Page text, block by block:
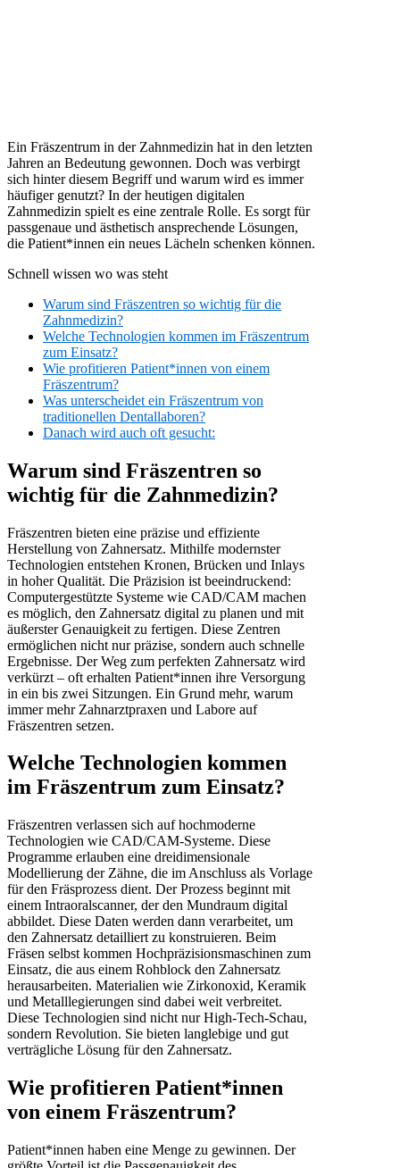
Ein Fräszentrum in der Zahnmedizin hat in den letzten
Jahren an Bedeutung gewonnen. Doch was verbirgt
sich hinter diesem Begriff und warum wird es immer
häufiger genutzt? In der heutigen digitalen
Zahnmedizin spielt es eine zentrale Rolle. Es sorgt für
passgenaue und ästhetisch ansprechende Lösungen,
die Patient*innen ein neues Lächeln schenken können.
Schnell wissen wo was steht
Warum sind Fräszentren so wichtig für die
Zahnmedizin?
Welche Technologien kommen im Fräszentrum
zum Einsatz?
Wie profitieren Patient*innen von einem
Fräszentrum?
Was unterscheidet ein Fräszentrum von
traditionellen Dentallaboren?
Danach wird auch oft gesucht:
Warum sind Fräszentren so
wichtig für die Zahnmedizin?
Fräszentren bieten eine präzise und effiziente
Herstellung von Zahnersatz. Mithilfe modernster
Technologien entstehen Kronen, Brücken und Inlays
in hoher Qualität. Die Präzision ist beeindruckend:
Computergestützte Systeme wie CAD/CAM machen
es möglich, den Zahnersatz digital zu planen und mit
äußerster Genauigkeit zu fertigen. Diese Zentren
ermöglichen nicht nur präzise, sondern auch schnelle
Ergebnisse. Der Weg zum perfekten Zahnersatz wird
verkürzt – oft erhalten Patient*innen ihre Versorgung
in ein bis zwei Sitzungen. Ein Grund mehr, warum
immer mehr Zahnarztpraxen und Labore auf
Fräszentren setzen.
Welche Technologien kommen
im Fräszentrum zum Einsatz?
Fräszentren verlassen sich auf hochmoderne
Technologien wie CAD/CAM-Systeme. Diese
Programme erlauben eine dreidimensionale
Modellierung der Zähne, die im Anschluss als Vorlage
für den Fräsprozess dient. Der Prozess beginnt mit
einem Intraoralscanner, der den Mundraum digital
abbildet. Diese Daten werden dann verarbeitet, um
den Zahnersatz detailliert zu konstruieren. Beim
Fräsen selbst kommen Hochpräzisionsmaschinen zum
Einsatz, die aus einem Rohblock den Zahnersatz
herausarbeiten. Materialien wie Zirkonoxid, Keramik
und Metalllegierungen sind dabei weit verbreitet.
Diese Technologien sind nicht nur High-Tech-Schau,
sondern Revolution. Sie bieten langlebige und gut
verträgliche Lösung für den Zahnersatz.
Wie profitieren Patient*innen
von einem Fräszentrum?
Patient*innen haben eine Menge zu gewinnen. Der